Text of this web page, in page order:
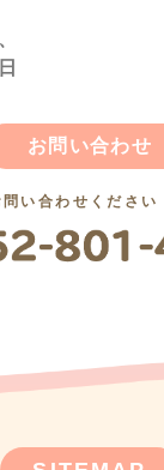
お問い合わせ
い合わせください